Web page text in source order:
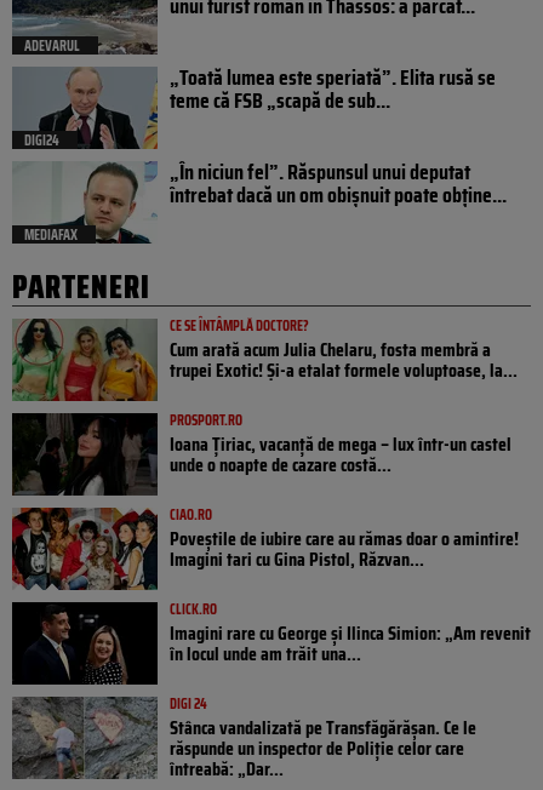
ADEVARUL
DIGI24
„Toată lumea este speriată”. Elita rusă se
teme că FSB „scapă de sub...
MEDIAFAX
„În niciun fel”. Răspunsul unui deputat
întrebat dacă un om obișnuit poate obține...
PARTENERI
CE SE ÎNTÂMPLĂ DOCTORE?
Cum arată acum Julia Chelaru, fosta membră a
trupei Exotic! Și-a etalat formele voluptoase, la...
PROSPORT.RO
Ioana Țiriac, vacanță de mega – lux într-un castel
unde o noapte de cazare costă...
CIAO.RO
Poveştile de iubire care au rămas doar o amintire!
Imagini tari cu Gina Pistol, Răzvan...
CLICK.RO
Imagini rare cu George și Ilinca Simion: „Am revenit
în locul unde am trăit una...
DIGI 24
Stânca vandalizată pe Transfăgărășan. Ce le
răspunde un inspector de Poliție celor care
întreabă: „Dar...